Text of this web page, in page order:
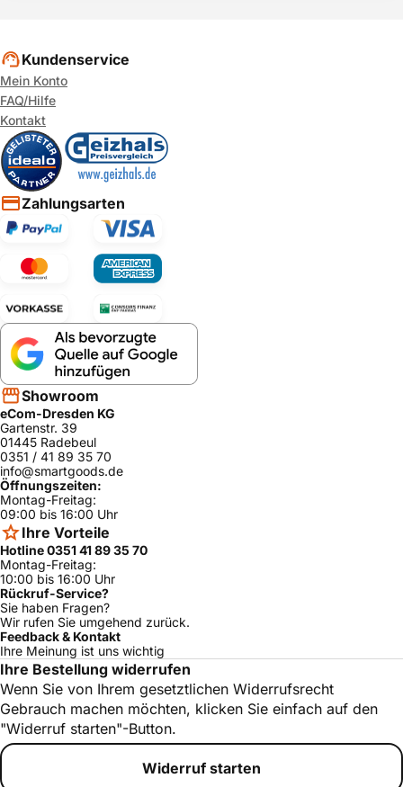
Kundenservice
Mein Konto
FAQ/Hilfe
Kontakt
Zahlungsarten
Showroom
eCom-Dresden KG
Gartenstr. 39
01445 Radebeul
0351 / 41 89 35 70
info@smartgoods.de
Öffnungszeiten:
Montag-Freitag:
09:00 bis 16:00 Uhr
Ihre Vorteile
Hotline 0351 41 89 35 70
Montag-Freitag:
10:00 bis 16:00 Uhr
Rückruf-Service?
Sie haben Fragen?
Wir rufen Sie umgehend zurück.
Feedback & Kontakt
Ihre Meinung ist uns wichtig
Ihre Bestellung widerrufen
Wenn Sie von Ihrem gesetztlichen Widerrufsrecht
Gebrauch machen möchten, klicken Sie einfach auf den
"Widerruf starten"-Button.
Widerruf starten